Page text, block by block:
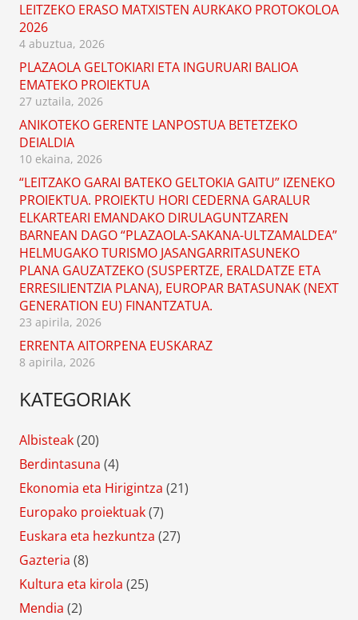
LEITZEKO ERASO MATXISTEN AURKAKO PROTOKOLOA
2026
4 abuztua, 2026
PLAZAOLA GELTOKIARI ETA INGURUARI BALIOA
EMATEKO PROIEKTUA
27 uztaila, 2026
ANIKOTEKO GERENTE LANPOSTUA BETETZEKO
DEIALDIA
10 ekaina, 2026
“LEITZAKO GARAI BATEKO GELTOKIA GAITU” IZENEKO
PROIEKTUA. PROIEKTU HORI CEDERNA GARALUR
ELKARTEARI EMANDAKO DIRULAGUNTZAREN
BARNEAN DAGO “PLAZAOLA-SAKANA-ULTZAMALDEA”
HELMUGAKO TURISMO JASANGARRITASUNEKO
PLANA GAUZATZEKO (SUSPERTZE, ERALDATZE ETA
ERRESILIENTZIA PLANA), EUROPAR BATASUNAK (NEXT
GENERATION EU) FINANTZATUA.
23 apirila, 2026
ERRENTA AITORPENA EUSKARAZ
8 apirila, 2026
KATEGORIAK
Albisteak(20)
Berdintasuna (4)
Ekonomia eta Hirigintza (21)
Europako proiektuak(7)
Euskara eta hezkuntza (27)
Gazteria (8)
Kultura eta kirola (25)
Mendia (2)